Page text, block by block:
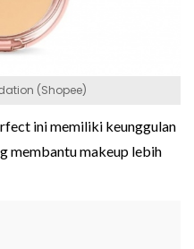
(Shopee)
ini memiliki keunggulan
membantu makeup lebih